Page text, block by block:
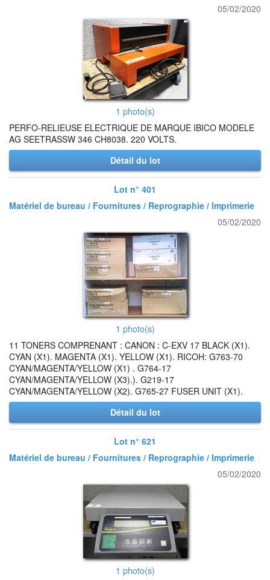
05/02/2020
1 photo(s)
PERFO-RELIEUSE ELECTRIQUE DE MARQUE IBICO MODELE
AG SEETRASSW 346 CH8038. 220 VOLTS.
Détail du lot
Lot n° 401
Matériel de bureau / Fournitures / Reprographie / Imprimerie
05/02/2020
1 photo(s)
11 TONERS COMPRENANT : CANON : C-EXV 17 BLACK (X1).
CYAN (X1). MAGENTA (X1). YELLOW (X1). RICOH: G763-70
CYAN/MAGENTA/YELLOW (X1) . G764-17
CYAN/MAGENTA/YELLOW (X3).). G219-17
CYAN/MAGENTA/YELLOW (X2). G765-27 FUSER UNIT (X1).
Détail du lot
Lot n° 621
Matériel de bureau / Fournitures / Reprographie / Imprimerie
05/02/2020
1 photo(s)